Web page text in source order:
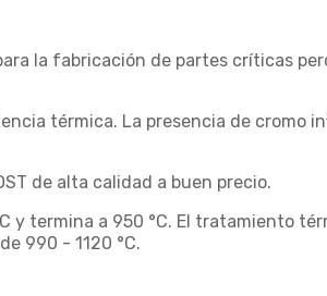
la fabricación de partes críticas
térmica. La presencia de cromo
de alta calidad a buen precio.
y termina a 950 °C. El tratamiento
990 - 1120 °C.